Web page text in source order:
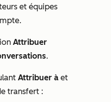
et équipes
Attribuer
.
Attribuer à et
transfert :